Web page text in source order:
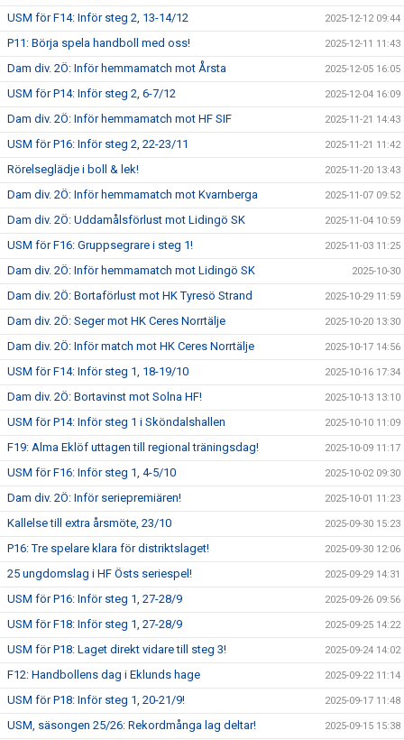
USM för F14: Inför steg 2, 13-14/12 2025-12-12 09:44
P11: Börja spela handboll med oss! 2025-12-11 11:43
Dam div. 2Ö: Inför hemmamatch mot Årsta 2025-12-05 16:05
USM för P14: Inför steg 2, 6-7/12 2025-12-04 16:09
Dam div. 2Ö: Inför hemmamatch mot HF SIF 2025-11-21 14:43
USM för P16: Inför steg 2, 22-23/11 2025-11-21 11:42
Rörelseglädje i boll & lek! 2025-11-20 13:43
Dam div. 2Ö: Inför hemmamatch mot Kvarnberga 2025-11-07 09:52
Dam div. 2Ö: Uddamålsförlust mot Lidingö SK 2025-11-04 10:59
USM för F16: Gruppsegrare i steg 1! 2025-11-03 11:25
Dam div. 2Ö: Inför hemmamatch mot Lidingö SK 2025-10-30
Dam div. 2Ö: Bortaförlust mot HK Tyresö Strand 2025-10-29 11:59
Dam div. 2Ö: Seger mot HK Ceres Norrtälje 2025-10-20 13:30
Dam div. 2Ö: Inför match mot HK Ceres Norrtälje 2025-10-17 14:56
USM för F14: Inför steg 1, 18-19/10 2025-10-16 17:34
Dam div. 2Ö: Bortavinst mot Solna HF! 2025-10-13 13:10
USM för P14: Inför steg 1 i Sköndalshallen 2025-10-10 11:09
F19: Alma Eklöf uttagen till regional träningsdag! 2025-10-09 11:17
USM för F16: Inför steg 1, 4-5/10 2025-10-02 09:30
Dam div. 2Ö: Inför seriepremiären! 2025-10-01 11:23
Kallelse till extra årsmöte, 23/10 2025-09-30 15:23
P16: Tre spelare klara för distriktslaget! 2025-09-30 12:06
25 ungdomslag i HF Östs seriespel! 2025-09-29 14:31
USM för P16: Inför steg 1, 27-28/9 2025-09-26 09:56
USM för F18: Inför steg 1, 27-28/9 2025-09-25 14:22
USM för P18: Laget direkt vidare till steg 3! 2025-09-24 14:02
F12: Handbollens dag i Eklunds hage 2025-09-22 11:14
USM för P18: Inför steg 1, 20-21/9! 2025-09-17 11:48
USM, säsongen 25/26: Rekordmånga lag deltar! 2025-09-15 15:38